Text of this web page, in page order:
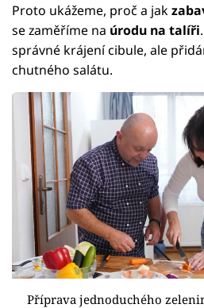
Proto ukážeme, proč a jak
se zaměříme na úrodu na talíři
správné krájení cibule, ale
chutného salátu.
Příprava jednoduchého